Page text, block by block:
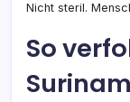
Nicht steril.
So